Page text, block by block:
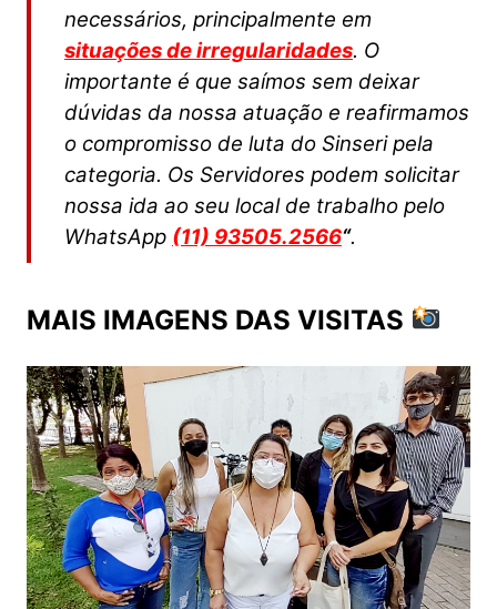
necessários, principalmente em
situações de irregularidades. O
importante é que saímos sem deixar
dúvidas da nossa atuação e reafirmamos
o compromisso de luta do Sinseri pela
categoria. Os Servidores podem solicitar
nossa ida ao seu local de trabalho pelo
WhatsApp (11) 93505.2566“.
MAIS IMAGENS DAS VISITAS